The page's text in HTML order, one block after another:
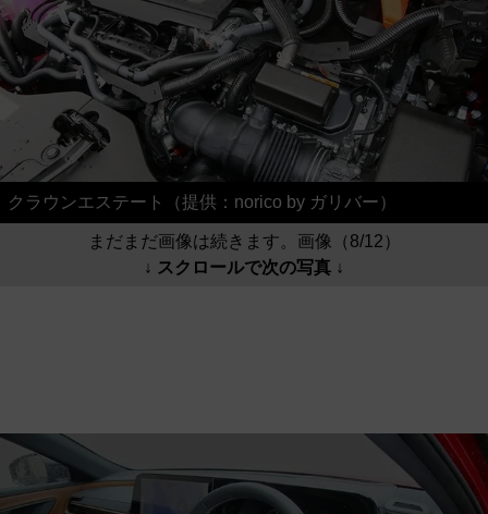
クラウンエステート（提供：norico by ガリバー）
まだまだ画像は続きます。画像（8/12）
↓ スクロールで次の写真 ↓